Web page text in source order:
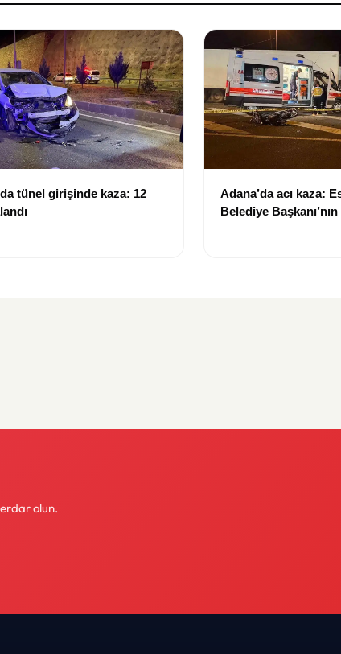
tünel girişinde kaza: 12
Adana’da acı kaza:
Belediye
olun.